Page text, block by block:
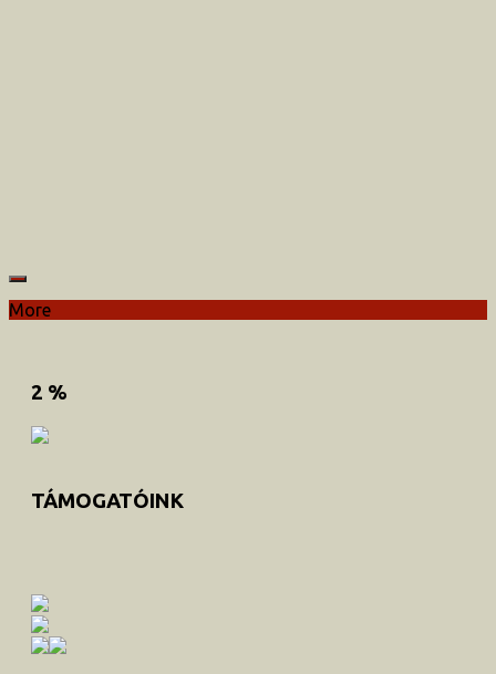
More
2 %
TÁMOGATÓINK